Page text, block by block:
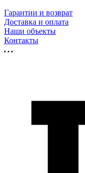
Гарантии и возврат
Доставка и оплата
Наши объекты
Контакты